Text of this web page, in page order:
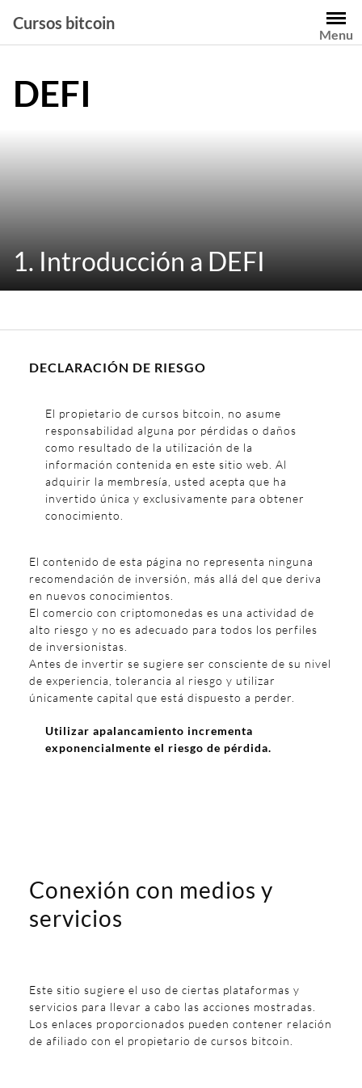
contenido
Cursos bitcoin
Menu
DEFI
1. Introducción a DEFI
DECLARACIÓN DE RIESGO
El propietario de cursos bitcoin, no asume
responsabilidad alguna por pérdidas o daños
como resultado de la utilización de la
información contenida en este sitio web. Al
adquirir la membresía, usted acepta que ha
invertido única y exclusivamente para obtener
conocimiento.
El contenido de esta página no representa ninguna
recomendación de inversión, más allá del que deriva
en nuevos conocimientos.
El comercio con criptomonedas es una actividad de
alto riesgo y no es adecuado para todos los perfiles
de inversionistas.
Antes de invertir se sugiere ser consciente de su nivel
de experiencia, tolerancia al riesgo y utilizar
únicamente capital que está dispuesto a perder.
Utilizar apalancamiento incrementa
exponencialmente el riesgo de pérdida.
Conexión con medios y
servicios
Este sitio sugiere el uso de ciertas plataformas y
servicios para llevar a cabo las acciones mostradas.
Los enlaces proporcionados pueden contener relación
de afiliado con el propietario de cursos bitcoin.